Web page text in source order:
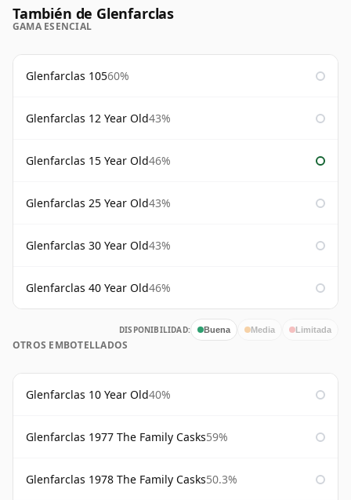
También de Glenfarclas
GAMA ESENCIAL
Glenfarclas 10560%
Glenfarclas 12 Year Old43%
Glenfarclas 15 Year Old46%
Glenfarclas 25 Year Old43%
Glenfarclas 30 Year Old43%
Glenfarclas 40 Year Old46%
DISPONIBILIDAD: Buena Media Limitada
OTROS EMBOTELLADOS
Glenfarclas 10 Year Old40%
Glenfarclas 1977 The Family Casks59%
Glenfarclas 1978 The Family Casks50.3%